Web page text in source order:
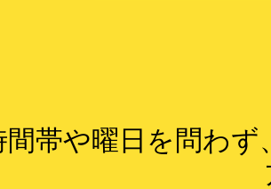
間帯や曜日を問わ